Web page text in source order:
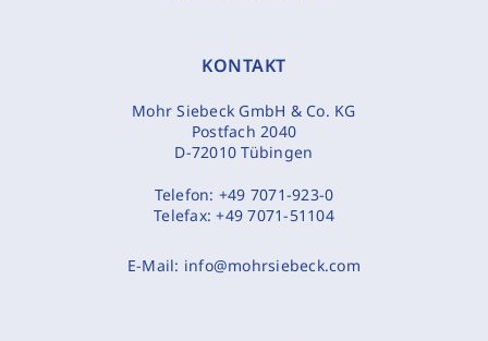
KONTAKT
Mohr Siebeck GmbH & Co. KG
Postfach 2040
D-72010 Tübingen
Telefon: +49 7071-923-0
Telefax:+49 7071-51104
E-Mail: info@mohrsiebeck.com